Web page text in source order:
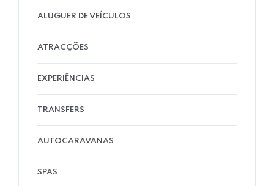
ALUGUER DE VEÍCULOS
ATRACÇÕES
EXPERIÊNCIAS
TRANSFERS
AUTOCARAVANAS
SPAS